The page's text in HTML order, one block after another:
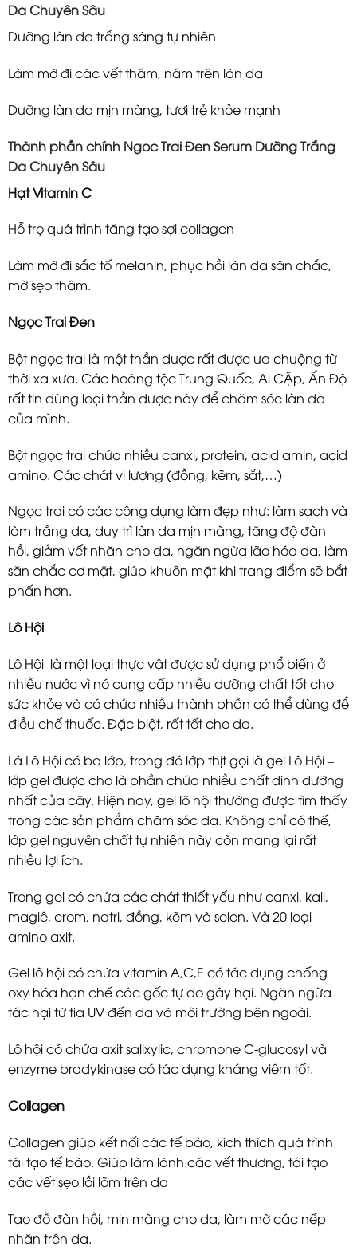
Da Chuyên Sâu
Dưỡng làn da trắng sáng tự nhiên
Làm mờ đi các vết thâm, nám trên làn da
Dưỡng làn da mịn màng, tươi trẻ khỏe mạnh
Thành phần chính Ngoc Trai Đen Serum Dưỡng Trắng
Da Chuyên Sâu
Hạt Vitamin C
Hỗ trọ quá trình tăng tạo sợi collagen
Làm mờ đi sắc tố melanin, phục hồi làn da săn chắc,
mờ sẹo thâm.
Ngọc Trai Đen
Bột ngọc trai là một thần dược rất được ưa chuộng từ
thời xa xưa. Các hoàng tộc Trung Quốc, Ai CẬp, Ấn Độ
rất tin dùng loại thần dược này để chăm sóc làn da
của mình.
Bột ngọc trai chứa nhiều canxi, protein, acid amin, acid
amino. Các chát vi lượng (đồng, kẽm, sắt,…)
Ngọc trai có các công dụng làm đẹp như: làm sạch và
làm trắng da, duy trì làn da mịn màng, tăng độ đàn
hồi, giảm vết nhăn cho da, ngăn ngừa lão hóa da, làm
săn chắc cơ mặt, giúp khuôn mặt khi trang điểm sẽ bắt
phấn hơn.
Lô Hội
Lô Hội là một loại thực vật được sử dụng phổ biến ở
nhiều nước vì nó cung cấp nhiều dưỡng chất tốt cho
sức khỏe và có chứa nhiều thành phần có thể dùng để
điều chế thuốc. Đặc biệt, rất tốt cho da.
Lá Lô Hội có ba lớp, trong đó lớp thịt gọi là gel Lô Hội –
lớp gel được cho là phần chứa nhiều chất dinh dưỡng
nhất của cây. Hiện nay, gel lô hội thường được tìm thấy
trong các sản phẩm chăm sóc da. Không chỉ có thế,
lớp gel nguyên chất tự nhiên này còn mang lại rất
nhiều lợi ích.
Trong gel có chứa các chát thiết yếu như canxi, kali,
magiê, crom, natri, đồng, kẽm và selen. Và 20 loại
amino axit.
Gel lô hội có chứa vitamin A,C,E có tác dụng chống
oxy hóa hạn chế các gốc tự do gây hại. Ngăn ngừa
tác hại từ tia UV đến da và môi trường bên ngoài.
Lô hội có chứa axit salixylic, chromone C-glucosyl và
enzyme bradykinase có tác dụng kháng viêm tốt.
Collagen
Collagen giúp kết nối các tế bào, kích thích quá trình
tái tạo tế bào. Giúp làm lành các vết thương, tái tạo
các vết sẹo lồi lõm trên da
Tạo đồ đàn hồi, mịn màng cho da, làm mờ các nếp
nhăn trên da.